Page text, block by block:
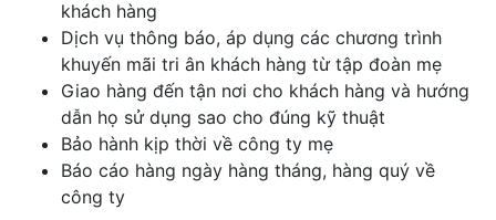
khách hàng
Dịch vụ thông báo, áp dụng các chương trình
khuyến mãi tri ân khách hàng từ tập đoàn mẹ
Giao hàng đến tận nơi cho khách hàng và hướng
dẫn họ sử dụng sao cho đúng kỹ thuật
Bảo hành kịp thời về công ty mẹ
Báo cáo hàng ngày hàng tháng, hàng quý về
công ty